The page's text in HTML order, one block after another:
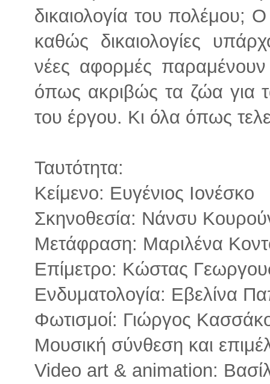
δικαιολογία του πολέμου;
καθώς δικαιολογίες
νέες αφορμές παραμένουν
όπως ακριβώς τα ζώα για
του έργου. Κι όλα όπως
Ταυτότητα:
Κείμενο: Ευγένιος Ιονέσκο
Σκηνοθεσία: Νάνσυ
Μετάφραση: Μαριλένα
Επίμετρο: Κώστας
Ενδυματολογία: Εβελίνα
Φωτισμοί: Γιώργος
Μουσική σύνθεση και
Video art & animation: